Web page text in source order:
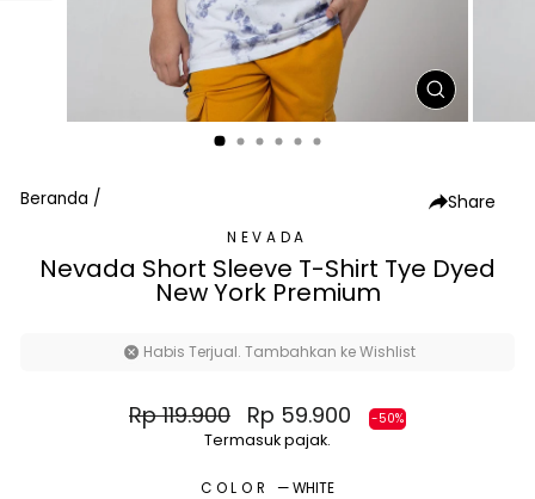
TUTUP
(ESC)
Beranda / Share
NEVADA
Nevada Short Sleeve T-Shirt Tye Dyed
New York Premium
Habis Terjual. Tambahkan ke Wishlist
Harga
normal
Rp 119.900
Harga
diskon
Rp 59.900 -50%
Termasuk pajak.
COLOR —WHITE